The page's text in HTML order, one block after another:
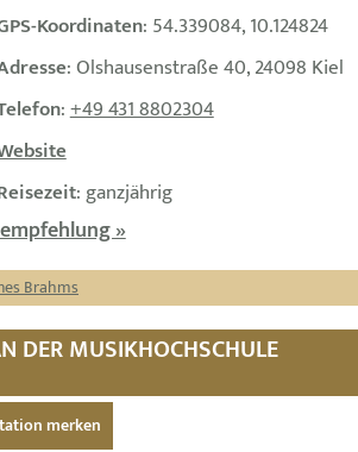
Koordinaten: 54.339084, 10.124824
: Olshausenstraße 40, 24098 Kiel
:+49 431 8802304
: ganzjährig
»
Brahms
DER MUSIKHOCHSCHULE
merken